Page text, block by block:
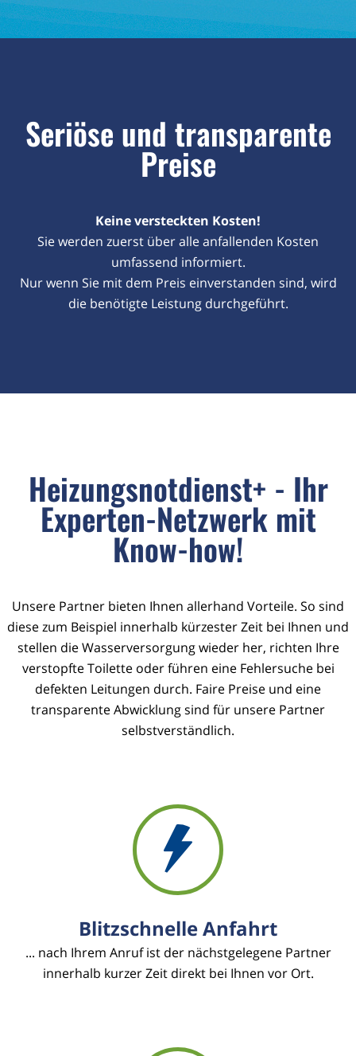
Seriöse und transparente
Preise
Keine versteckten Kosten!
Sie werden zuerst über alle anfallenden Kosten
umfassend informiert.
Nur wenn Sie mit dem Preis einverstanden sind, wird
die benötigte Leistung durchgeführt.
Heizungsnotdienst+ - Ihr
Experten-Netzwerk mit
Know-how!
Unsere Partner bieten Ihnen allerhand Vorteile. So sind
diese zum Beispiel innerhalb kürzester Zeit bei Ihnen und
stellen die Wasserversorgung wieder her, richten Ihre
verstopfte Toilette oder führen eine Fehlersuche bei
defekten Leitungen durch. Faire Preise und eine
transparente Abwicklung sind für unsere Partner
selbstverständlich.
Blitzschnelle Anfahrt
... nach Ihrem Anruf ist der nächstgelegene Partner
innerhalb kurzer Zeit direkt bei Ihnen vor Ort.